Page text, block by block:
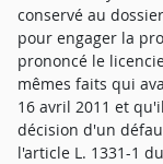
conservé au
pour engager la
prononcé le
mêmes faits qui
16 avril 2011 et
décision d'un
l'article L. 1331-1